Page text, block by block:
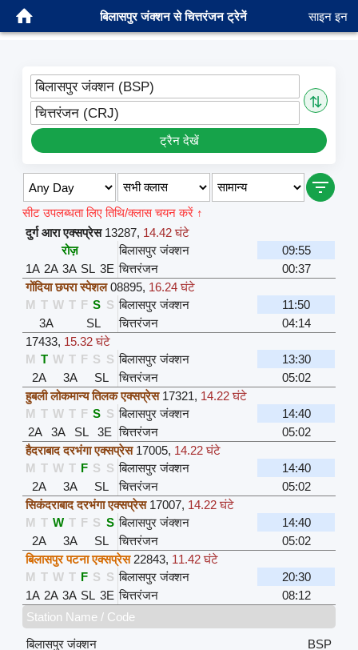
बिलासपुर जंक्शन से चित्तरंजन ट्रेनें साइन इन
बिलासपुर जंक्शन (BSP)
⇅
चित्तरंजन (CRJ)
ट्रैन देखें
सीट उपलब्धता लिए तिथि/क्लास चयन करें ↑
दुर्ग आरा एक्सप्रेस 13287, 14.42 घंटे
रोज़
बिलासपुर जंक्शन
09:55
1A 2A 3A SL 3E चित्तरंजन
00:37
गोंदिया छपरा स्पेशल 08895, 16.24 घंटे
M T W T F S S बिलासपुर जंक्शन
11:50
3A
SL चित्तरंजन
04:14
17433, 15.32 घंटे
M T W T F S S बिलासपुर जंक्शन
13:30
2A
3A SL चित्तरंजन
05:02
हुबली लोकमान्य तिलक एक्सप्रेस 17321, 14.22 घंटे
M T W T F S S बिलासपुर जंक्शन
14:40
2A
3A SL 3E चित्तरंजन
05:02
हैदराबाद दरभंगा एक्सप्रेस 17005, 14.22 घंटे
M T W T F S S बिलासपुर जंक्शन
14:40
2A
3A SL चित्तरंजन
05:02
सिकंदराबाद दरभंगा एक्सप्रेस 17007, 14.22 घंटे
M T W T F S S बिलासपुर जंक्शन
14:40
2A
3A SL चित्तरंजन
05:02
बिलासपुर पटना एक्सप्रेस 22843, 11.42 घंटे
M T W T F S S बिलासपुर जंक्शन
20:30
1A 2A 3A SL 3E चित्तरंजन
08:12
Station Name / Code
बिलासपुर जंक्शन
BSP